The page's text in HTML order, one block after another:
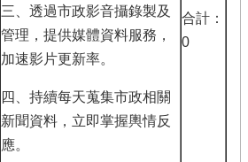
三、透過市政影音攝錄製及
管理，提供媒體資料服務，
加速影片更新率。
四、持續每天蒐集市政相關
新聞資料，立即掌握輿情反
應。
合計：
0